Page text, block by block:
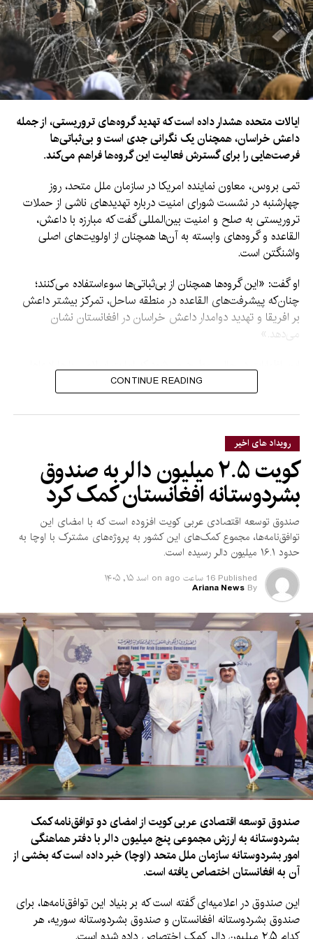
ایالات متحده هشدار داده است که تهدید گروه‌های تروریستی، از جمله
داعش خراسان، همچنان یک نگرانی جدی است و بی‌ثباتی‌ها
فرصت‌هایی را برای گسترش فعالیت این گروه‌ها فراهم می‌کند.
تمی بروس، معاون نماینده امریکا در سازمان ملل متحد، روز
چهارشنبه در نشست شورای امنیت درباره تهدیدهای ناشی از حملات
تروریستی به صلح و امنیت بین‌المللی گفت که مبارزه با داعش،
القاعده و گروه‌های وابسته به آن‌ها همچنان از اولویت‌های اصلی
واشنگتن است.
او گفت: «این گروه‌ها همچنان از بی‌ثباتی‌ها سوءاستفاده می‌کنند؛
چنان‌که پیشرفت‌های القاعده در منطقه ساحل، تمرکز بیشتر داعش
بر افریقا و تهدید دوامدار داعش خراسان در افغانستان نشان
می‌دهد.»
این اظهارات در حالی مطرح می‌شود که امارت اسلامی بارها ادعاها
درباره فعالیت گروه‌های تروریستی در افغانستان را رد کرده و
گفته‌است اجازه نخواهد داد از خاک این کشور علیه امنیت دیگر
کشورها استفاده شود.
CONTINUE READING
رویداد های اخیر
کویت ۲.۵ میلیون دالر به صندوق
بشردوستانه افغانستان کمک کرد
صندوق توسعه اقتصادی عربی کویت افزوده است که با امضای این
توافق‌نامه‌ها، مجموع کمک‌های این کشور به پروژه‌های مشترک با اوچا به
حدود ۱۶.۱ میلیون دالر رسیده است.
Published 16 ساعت ago on اسد ۱۵, ۱۴۰۵
By
Ariana News
صندوق توسعه اقتصادی عربی کویت از امضای دو توافق‌نامه کمک
بشردوستانه به ارزش مجموعی پنج میلیون دالر با دفتر هماهنگی
امور بشردوستانه سازمان ملل متحد (اوچا) خبر داده است که بخشی از
آن به افغانستان اختصاص یافته است.
این صندوق در اعلامیه‌ای گفته است که بر بنیاد این توافق‌نامه‌ها، برای
صندوق بشردوستانه افغانستان و صندوق بشردوستانه سوریه، هر